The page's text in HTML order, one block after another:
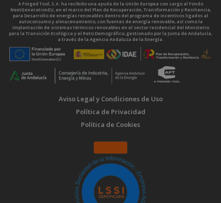
A Forged Tool, S.A. ha recibido una ayuda de la Unión Europea con cargo al Fondo
NextGenerationEU, en el marco del Plan de Recuperación, Transformación y Resiliencia,
para Desarrollo de energías renovables dentro del programa de incentivos ligados al
autoconsumo y almacenamiento, con fuentes de energía renovable, así como la
implantación de sistemas térmicos renovables en el sector residencial del Ministerio
para la Transición Ecológica y el Reto Demográfico, gestionado por la Junta de Andalucía,
a través de la Agencia Andaluza de la Energía.
Aviso Legal y Condiciones de Uso
Política de Privacidad
Política de Cookies